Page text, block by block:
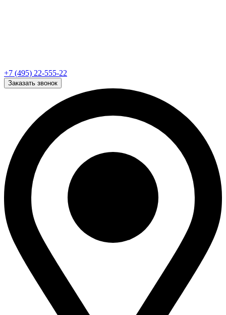
+7 (495) 22-555-22
Заказать звонок